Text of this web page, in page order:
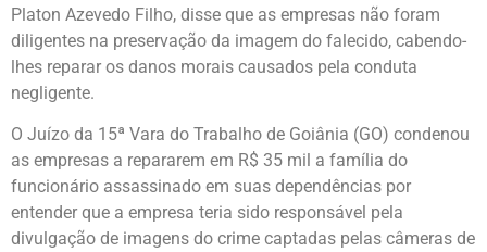
Platon Azevedo Filho, disse que as empresas não foram
diligentes na preservação da imagem do falecido, cabendo-
lhes reparar os danos morais causados pela conduta
negligente.
O Juízo da 15ª Vara do Trabalho de Goiânia (GO) condenou
as empresas a repararem em R$ 35 mil a família do
funcionário assassinado em suas dependências por
entender que a empresa teria sido responsável pela
divulgação de imagens do crime captadas pelas câmeras de